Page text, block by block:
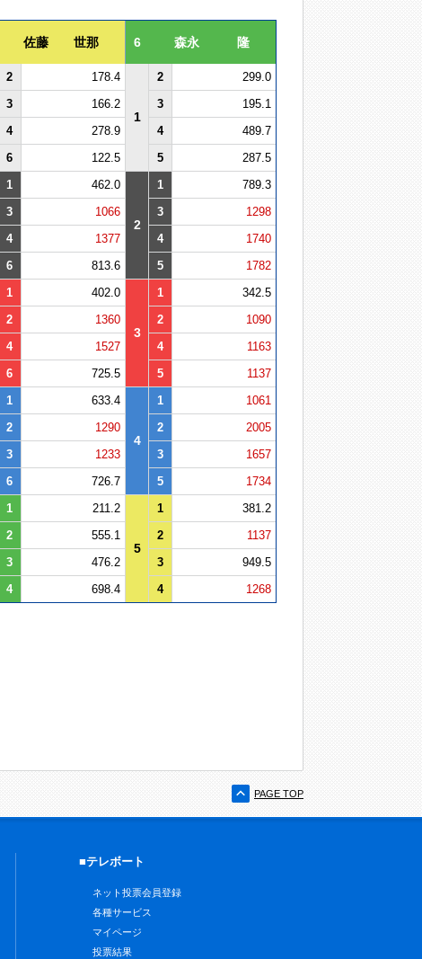
佐藤 世那 6 森永 隆
2 178.4
1
2
299.0
3 166.2 3
195.1
4 278.9 4
489.7
6 122.5 5 287.5
1 462.0
2
1
789.3
3 1066 3
1298
4 1377 4
1740
6 813.6 5 1782
1 402.0
3
1
342.5
2 1360 2
1090
4 1527 4
1163
6 725.5 5 1137
1 633.4
4
1
1061
2 1290 2
2005
3 1233 3
1657
6 726.7 5 1734
1 211.2
5
1
381.2
2 555.1 2
1137
3 476.2 3
949.5
4 698.4 4 1268
PAGE TOP
■テレボート
ネット投票会員登録
各種サービス
マイページ
投票結果